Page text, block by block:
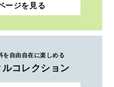
ージを見る
を自由自在に楽しめる
ルコレクション